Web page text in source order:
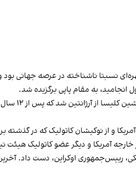
،
و از نوکیشان کاتولیک که در گذشته
خارجه آمریکا و دیگر عضو کاتولیک هیئت
دست داد. آخرین دیدار این دو در اسفند ۱۴۰۳ و در کاخ سفید